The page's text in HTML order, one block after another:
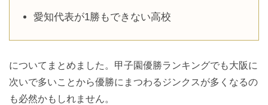
愛知代表が1勝もできない高校
についてまとめました。甲子園優勝ランキングでも大阪に
次いで多いことから優勝にまつわるジンクスが多くなるの
も必然かもしれません。